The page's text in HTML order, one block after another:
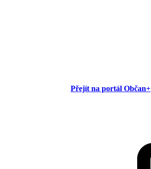
Přejít na portál Občan+